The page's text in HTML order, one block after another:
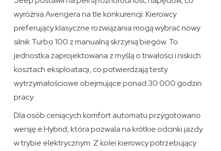
wyróżnia Avengera na tle konkurencji. Kierowcy
preferujący klasyczne rozwiązania mogą wybrać nowy
silnik Turbo 100 z manualną skrzynią biegów. To
jednostka zaprojektowana z myślą o trwałości i niskich
kosztach eksploatacji, co potwierdzają testy
wytrzymałościowe obejmujące ponad 30 000 godzin
pracy.
Dla osób ceniących komfort automatu przygotowano
wersję e Hybrid, która pozwala na krótkie odcinki jazdy
w trybie elektrycznym. Z kolei kierowcy potrzebujący